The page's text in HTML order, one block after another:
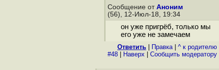
Сообщение от Аноним
(56), 12-Июл-18, 19:34
он уже пригрёб, только мы
его уже не замечаем
Ответить Правка| ^ к родителю
#48
Наверх Cообщить модератору